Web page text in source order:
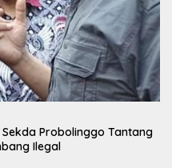
Probolinggo Tantang
Ilegal